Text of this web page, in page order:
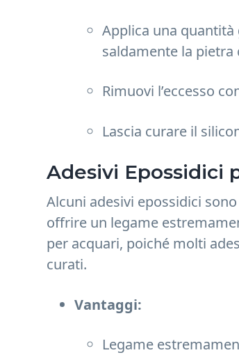
Applica una
saldamente la
Rimuovi l’eccesso
Lascia curare il
Adesivi Epossidici
Alcuni adesivi epossidici
offrire un legame
per acquari, poiché molti
curati.
Vantaggi:
Legame